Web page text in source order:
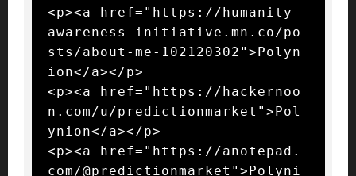
<p><a href="https://humanity-
awareness-initiative.mn.co/po
sts/about-me-102120302">Polyn
ion</a></p>
<p><a href="https://hackernoo
n.com/u/predictionmarket">Pol
ynion</a></p>
<p><a href="https://anotepad.
com/@predictionmarket">Polyni